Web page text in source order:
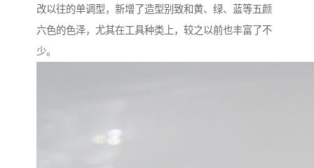
改以往的单调型，新增了造型别致和黄、绿、蓝等五颜
六色的色泽，尤其在工具种类上，较之以前也丰富了不
少。